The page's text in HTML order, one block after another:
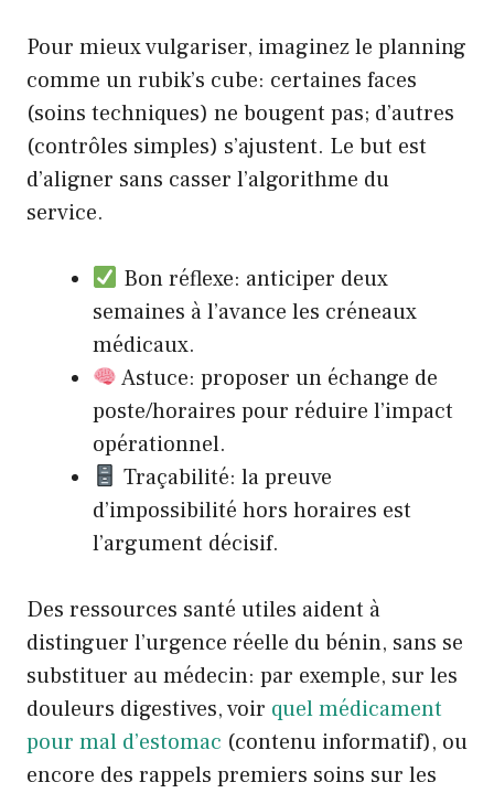
Pour mieux vulgariser, imaginez le planning
comme un rubik’s cube: certaines faces
(soins techniques) ne bougent pas; d’autres
(contrôles simples) s’ajustent. Le but est
d’aligner sans casser l’algorithme du
service.
Bon réflexe: anticiper deux
semaines à l’avance les créneaux
médicaux.
Astuce: proposer un échange de
poste/horaires pour réduire l’impact
opérationnel.
Traçabilité: la preuve
d’impossibilité hors horaires est
l’argument décisif.
Des ressources santé utiles aident à
distinguer l’urgence réelle du bénin, sans se
substituer au médecin: par exemple, sur les
douleurs digestives, voir quel médicament
pour mal d’estomac (contenu informatif), ou
encore des rappels premiers soins sur les